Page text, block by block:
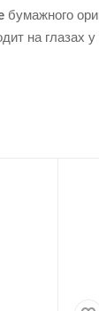
бумажного
на глазах